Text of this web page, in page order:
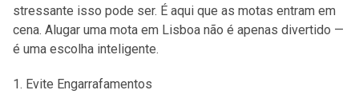
stressante isso pode ser. É aqui que as motas entram em
cena. Alugar uma mota em Lisboa não é apenas divertido —
é uma escolha inteligente.
Evite Engarrafamentos